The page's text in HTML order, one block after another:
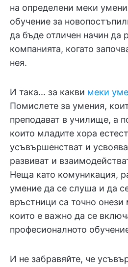
на определени меки
обучение за
да бъде отличен начин да
компанията, когато
нея.
И така... за какви меки
Помислете за умения,
преподават в училище, а
които младите хора
усъвършенстват и
развиват и
Неща като комуникация,
умение да се слуша и да
връстници са точно
които е важно да се
професионалното
И не забравяйте, че